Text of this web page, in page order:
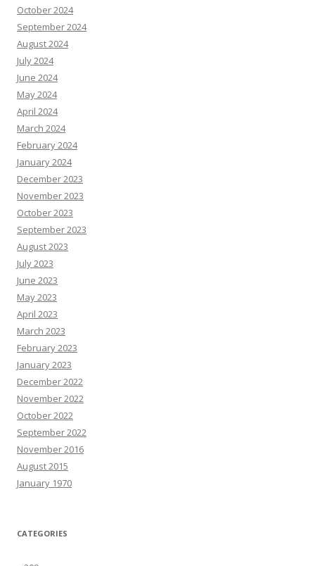
October 2024
September 2024
August 2024
July 2024
June 2024
May 2024
April 2024
March 2024
February 2024
January 2024
December 2023
November 2023
October 2023
September 2023
August 2023
July 2023
June 2023
May 2023
April 2023
March 2023
February 2023
January 2023
December 2022
November 2022
October 2022
September 2022
November 2016
August 2015
January 1970
CATEGORIES